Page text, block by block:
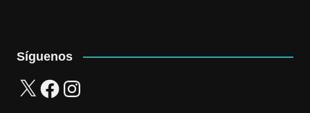
Síguenos
X FacebookInstagram